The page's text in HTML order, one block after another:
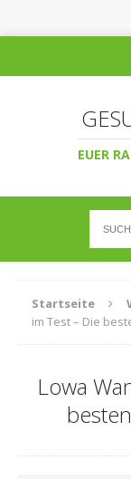
EUER
Startseite
im Test – Die
Lowa